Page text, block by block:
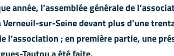
année, l’assemblée générale de
Verneuil-sur-Seine devant plus d’une
l’association ; en première partie, une